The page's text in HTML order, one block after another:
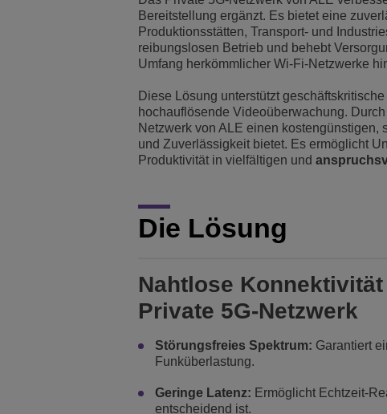
Transportation Solutions
Kleine und
Netzwerkmanagement
ALE-Standorte
Bereitstellung ergänzt. Es bietet eine
Produktionsstätten, Transport- und
reibungslosen Betrieb und behebt
Umfang herkömmlicher Wi-Fi-Netzwerke
Diese Lösung unterstützt
hochauflösende Videoüberwachung.
Netzwerk von ALE einen
und Zuverlässigkeit bietet. Es ermöglicht
Produktivität in vielfältigen und
Die Lösung
Nahtlose
Private 5G-Netzwerk
Störungsfreies Spektrum: Garantiert
Funküberlastung.
Geringe Latenz: Ermöglicht Echtzeit-
entscheidend ist.